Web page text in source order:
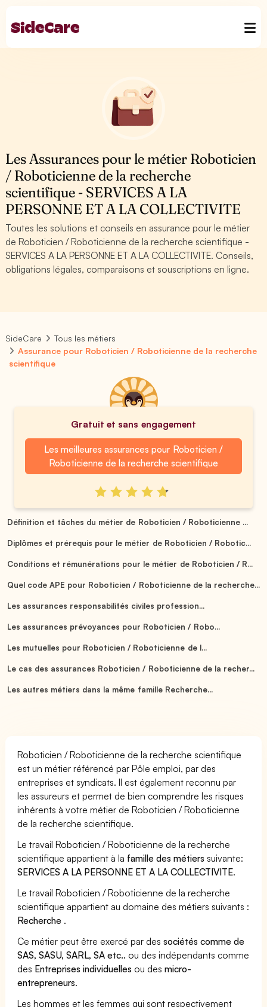
Les Assurances pour le métier Roboticien
/ Roboticienne de la recherche
scientifique - SERVICES A LA
PERSONNE ET A LA COLLECTIVITE
Toutes les solutions et conseils en assurance pour le métier
de Roboticien / Roboticienne de la recherche scientifique -
SERVICES A LA PERSONNE ET A LA COLLECTIVITE. Conseils,
obligations légales, comparaisons et souscriptions en ligne.
SideCare
Tous les métiers
Assurance pour Roboticien / Roboticienne de la recherche
scientifique
Gratuit et sans engagement
Les meilleures assurances pour Roboticien /
Roboticienne de la recherche scientifique
Définition et tâches du métier de Roboticien / Roboticienne ...
Diplômes et prérequis pour le métier de Roboticien / Robotic...
Conditions et rémunérations pour le métier de Roboticien / R...
Quel code APE pour Roboticien / Roboticienne de la recherche...
Les assurances responsabilités civiles profession...
Les assurances prévoyances pour Roboticien / Robo...
Les mutuelles pour Roboticien / Roboticienne de l...
Le cas des assurances Roboticien / Roboticienne de la recher...
Les autres métiers dans la même famille Recherche...
Roboticien / Roboticienne de la recherche scientifique
est un métier référencé par Pôle emploi, par des
entreprises et syndicats. Il est également reconnu par
les assureurs et permet de bien comprendre les risques
inhérents à votre métier de Roboticien / Roboticienne
de la recherche scientifique.
Le travail Roboticien / Roboticienne de la recherche
scientifique appartient à la famille des métiers suivante:
SERVICES A LA PERSONNE ET A LA COLLECTIVITE.
Le travail Roboticien / Roboticienne de la recherche
scientifique appartient au domaine des métiers suivants :
Recherche .
Ce métier peut être exercé par dessociétés comme de
SAS, SASU, SARL, SA etc.. ou des indépendants comme
des Entreprises individuelles ou desmicro-
entrepreneurs.
Les hommes et les femmes qui sont respectivement